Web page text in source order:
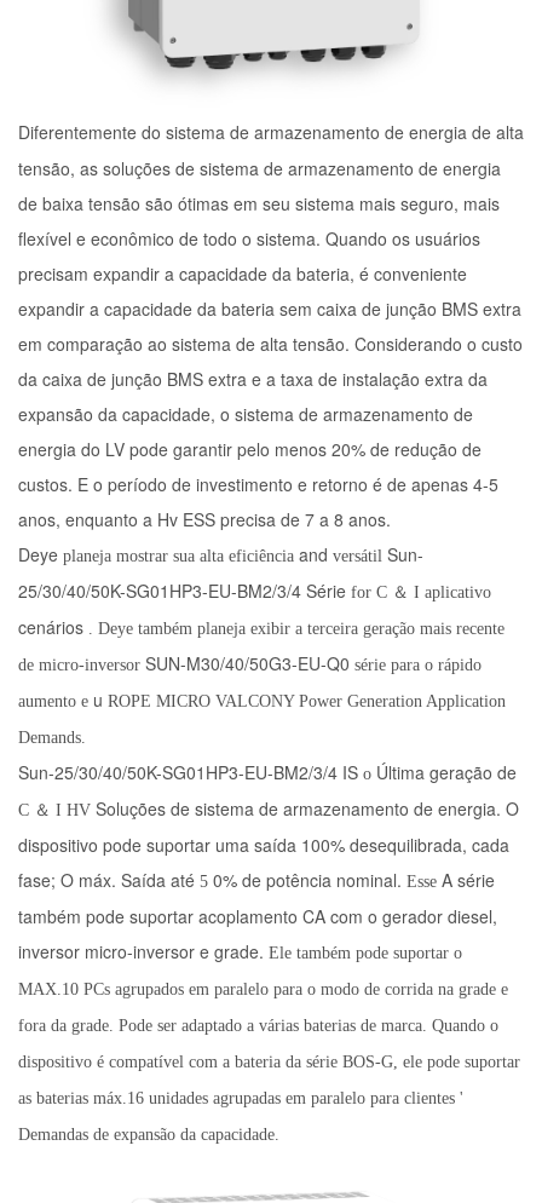
Diferentemente do sistema de armazenamento de energia de alta
tensão, as soluções de sistema de armazenamento de energia
de baixa tensão são ótimas em seu sistema mais seguro, mais
flexível e econômico de todo o sistema. Quando os usuários
precisam expandir a capacidade da bateria, é conveniente
expandir a capacidade da bateria sem caixa de junção BMS extra
em comparação ao sistema de alta tensão. Considerando o custo
da caixa de junção BMS extra e a taxa de instalação extra da
expansão da capacidade, o sistema de armazenamento de
energia do LV pode garantir pelo menos 20% de redução de
custos. E o período de investimento e retorno é de apenas 4-5
anos, enquanto a Hv ESS precisa de 7 a 8 anos.
Deye planeja mostrar sua alta eficiência and versátil Sun-
25/30/40/50K-SG01HP3-EU-BM2/3/4 Série for C ＆ I aplicativo
cenários
. Deye também planeja exibir a terceira geração mais recente
de micro-inversor SUN-M30/40/50G3-EU-Q0 série para o rápido
aumento e u ROPE MICRO VALCONY Power Generation Application
Demands.
Sun-25/30/40/50K-SG01HP3-EU-BM2/3/4 IS o Última geração de
C ＆ I HV Soluções de sistema de armazenamento de energia. O
dispositivo pode suportar uma saída 100% desequilibrada, cada
fase; O máx. Saída até 5 0% de potência nominal. Esse A série
também pode suportar acoplamento CA com o gerador diesel,
inversor micro-inversor e grade. Ele também pode suportar o
MAX.10 PCs agrupados em paralelo para o modo de corrida na grade e
fora da grade. Pode ser adaptado a várias baterias de marca. Quando o
dispositivo é compatível com a bateria da série BOS-G, ele pode suportar
as baterias máx.16 unidades agrupadas em paralelo para clientes '
Demandas de expansão da capacidade.